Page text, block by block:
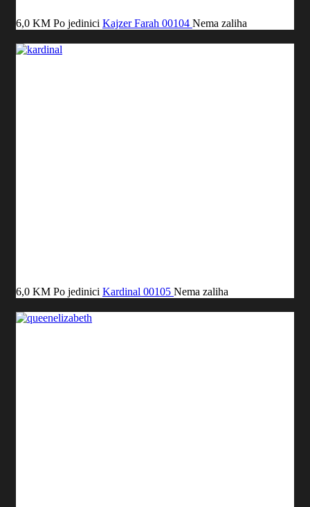
6,0 KM Po jedinici Kajzer Farah 00104 Nema zaliha
6,0 KM Po jedinici Kardinal 00105 Nema zaliha